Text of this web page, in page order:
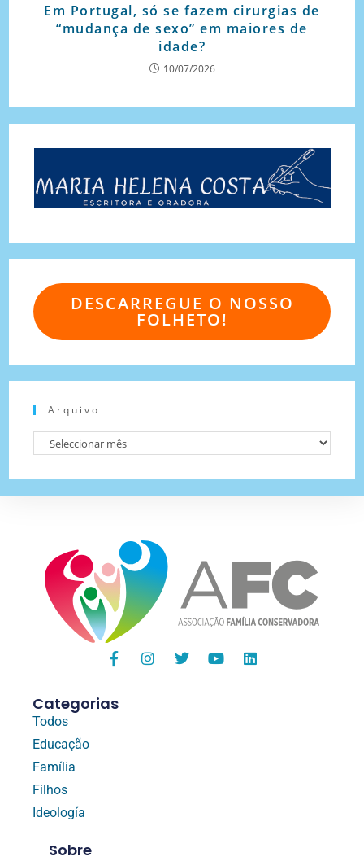
Em Portugal, só se fazem cirurgias de
“mudança de sexo” em maiores de
idade?
10/07/2026
DESCARREGUE O NOSSO
FOLHETO!
Arquivo
Categorias
Todos
Educação
Família
Filhos
Ideología
Sobre